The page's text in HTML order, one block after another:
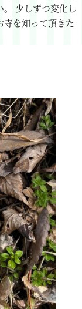
少しずつ変化し
を知って頂きた